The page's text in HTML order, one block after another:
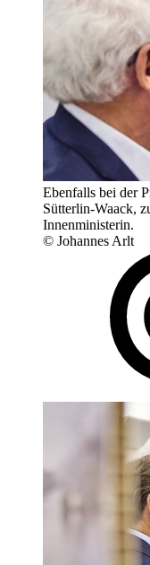
Ebenfalls bei der
Sütterlin-Waack,
Innenministerin.
© Johannes Arlt